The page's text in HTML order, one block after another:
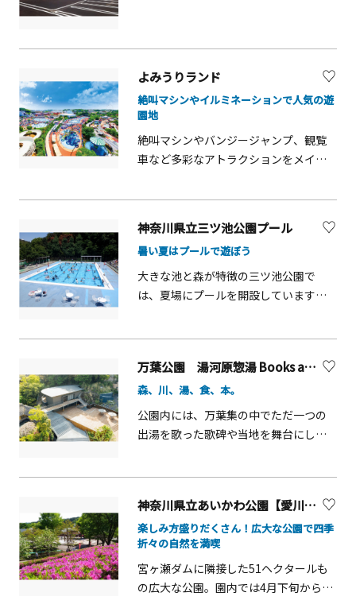
りの橋があり、桜・紅葉の並木越しに
白い天守閣を望める写真映えスポット
です。小さな子どもと一緒なら「こど
も遊園地」へ。豆汽車やバッテリーカ
ーなどの遊具があります。常盤木門1階
冑・打掛・忍者衣装の貸出をしていま
田原城をバックに撮影すれば記念の1枚
に。
見番所・展望広場。69段の階段を上っ
た先、芦ノ湖の向こう側に富士山の絶
景が見えます。
所：神奈川県南足柄市竹松1117-1
よみうりランド
絶叫マシンやイルミネーションで人気の遊
園地
絶叫マシンやバンジージャンプ、観覧
車など多彩なアトラクションをメイン
ど、小さな子どもから大人まで楽しめ
ル、冬にはイルミネーションなど、年
間を通じてさまざまなイベントが開催
されます。アトラクションでは丘陵の
地形を活かしたジェットコースター
です。また、生活に根付いた5業種（自
動車、食品、ファッション、文具、健
康）のモノづくりを体感できるエリア
「グッジョバ!!」も必見です。最寄りの
京王よみうりランド駅から遊園地まで
むことができます。
神奈川県立三ツ池公園プール
暑い夏はプールで遊ぼう
大きな池と森が特徴の三ツ池公園で
は、夏場にプールを開設しています。
境の中でプールを楽しむことができる
のも魅力です。公園内にはプールの他
にも、ロングすべり台などの遊具のほ
か、足をつけて涼める「水の広場」も
万葉公園 湯河原惣湯 Books and Retreat【湯河原町】
森、川、湯、食、本。
公園内には、万葉集の中でただ一つの
出湯を歌った歌碑や当地を舞台にした
り、温泉の神様として地元の信仰あつ
い神社として知られています。新しく
誕生した「湯河原惣湯 Books and
Retreat」は森を感じながら、湯で緩
み、食で満たされ、本に没頭する。
神奈川県立あいかわ公園【愛川町】
楽しみ方盛りだくさん！広大な公園で四季
折々の自然を満喫
宮ヶ瀬ダムに隣接した51ヘクタールも
の広大な公園。園内では4月下旬から5